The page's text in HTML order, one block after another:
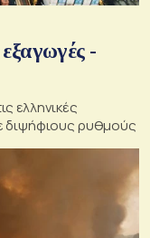
-
ελληνικές
διψήφιους ρυθμούς